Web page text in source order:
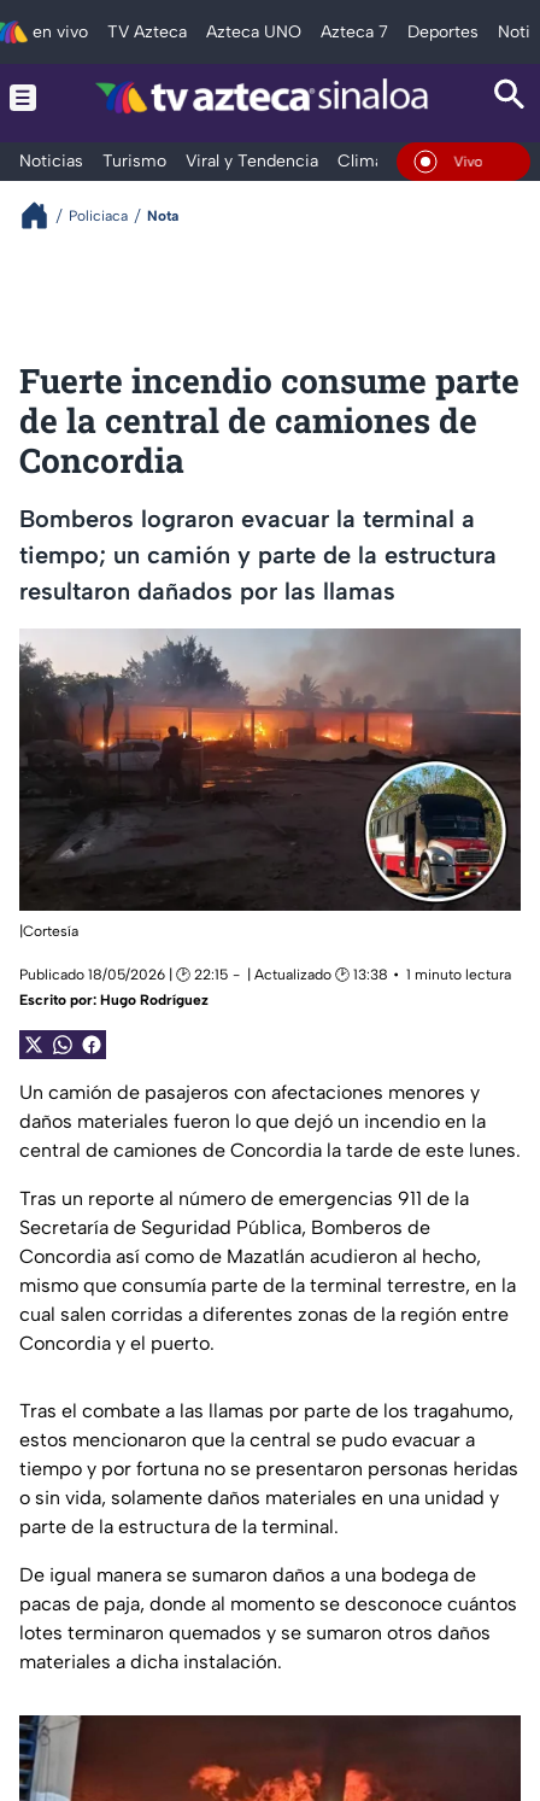
en vivo TV Azteca Azteca UNO Azteca 7 Deportes
Noticias Turismo Viral y Tendencia Clima Deportes
En Vivo
Policiaca Nota
Fuerte incendio consume parte
de la central de camiones de
Concordia
Bomberos lograron evacuar la terminal a
tiempo; un camión y parte de la estructura
resultaron dañados por las llamas
|Cortesía
Publicado 18/05/2026 | 🕑 22:15 | Actualizado 🕑 13:38
1 minuto lectura
Escrito por: Hugo Rodríguez
Un camión de pasajeros con afectaciones menores y
daños materiales fueron lo que dejó un incendio en la
central de camiones de Concordia la tarde de este lunes.
Tras un reporte al número de emergencias 911 de la
Secretaría de Seguridad Pública, Bomberos de
Concordia así como de Mazatlán acudieron al hecho,
mismo que consumía parte de la terminal terrestre, en la
cual salen corridas a diferentes zonas de la región entre
Concordia y el puerto.
Tras el combate a las llamas por parte de los tragahumo,
estos mencionaron que la central se pudo evacuar a
tiempo y por fortuna no se presentaron personas heridas
o sin vida, solamente daños materiales en una unidad y
parte de la estructura de la terminal.
De igual manera se sumaron daños a una bodega de
pacas de paja, donde al momento se desconoce cuántos
lotes terminaron quemados y se sumaron otros daños
materiales a dicha instalación.